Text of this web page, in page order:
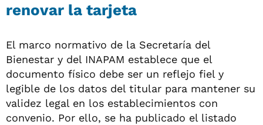
renovar la tarjeta
El marco normativo de la Secretaría del
Bienestar y del INAPAM establece que el
documento físico debe ser un reflejo fiel y
legible de los datos del titular para mantener su
validez legal en los establecimientos con
convenio. Por ello, se ha publicado el listado